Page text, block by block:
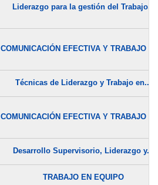
Liderazgo para la gestión del Trabajo...
COMUNICACIÓN EFECTIVA Y TRABAJO
Técnicas de Liderazgo y Trabajo en...
COMUNICACIÓN EFECTIVA Y TRABAJO
Desarrollo Supervisorio, Liderazgo y...
TRABAJO EN EQUIPO